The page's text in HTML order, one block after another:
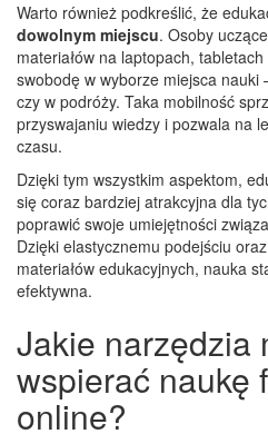
Warto również podkreślić, że
dowolnym miejscu. Osoby
materiałów na laptopach,
swobodę w wyborze miejsca nauki
czy w podróży. Taka mobilność
przyswajaniu wiedzy i pozwala na
czasu.
Dzięki tym wszystkim aspektom,
się coraz bardziej atrakcyjna dla
poprawić swoje umiejętności
Dzięki elastycznemu podejściu
materiałów edukacyjnych, nauka
efektywna.
Jakie narzędzia
wspierać naukę
online?